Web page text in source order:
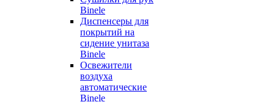
Binele
Диспенсеры для
покрытий на
сидение унитаза
Binele
Освежители
воздуха
автоматические
Binele